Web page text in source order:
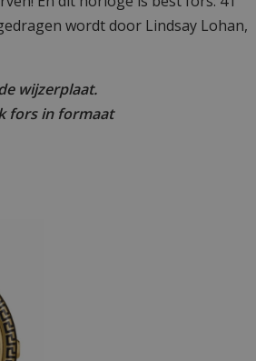
wordt door Lindsay Lohan,
wijzerplaat.
fors in formaat